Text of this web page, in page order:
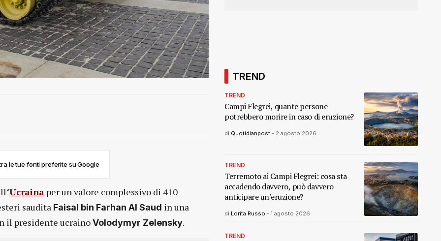
le tue fonti preferite su Google
‘Ucraina per un valore complessivo di 410
saudita Faisal bin Farhan Al Saud in una
il presidente ucrainoVolodymyr Zelensky.
TREND
TREND
Campi Flegrei, quante persone
potrebbero morire in caso di eruzione?
di Quotidianpost - 2 agosto 2026
TREND
Terremoto ai Campi Flegrei: cosa sta
accadendo davvero, può davvero
anticipare un’eruzione?
di Lorita Russo - 1 agosto 2026
TREND